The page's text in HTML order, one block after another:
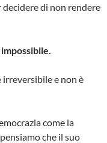
decidere di non rendere
irreversibile e non è
come la
che il suo